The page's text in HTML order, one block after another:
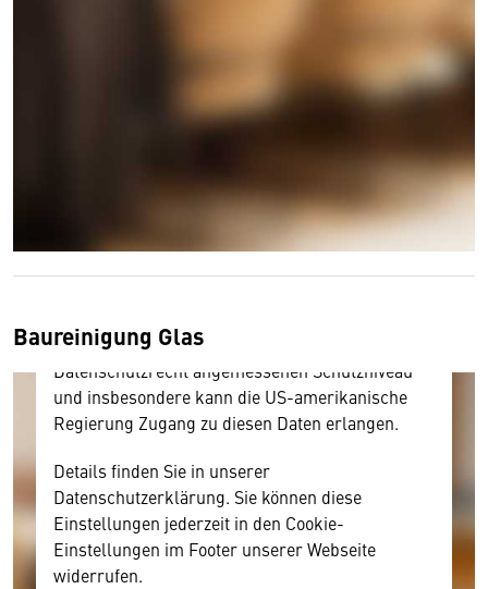
Baureinigung Glas
Wir benötigen Ihre Zustimmung
Hier würden wir Ihnen gerne einen externen
Inhalt anzeigen. Dafür benötigen wir allerdings
Ihre Zustimmung, da Ihr Browser
Diese Daten unterliegen keinem dem EU-
Datenschutzrecht angemessenen Schutzniveau
und insbesondere kann die US-amerikanische
Regierung Zugang zu diesen Daten erlangen.
Details finden Sie in unserer
Datenschutzerklärung. Sie können diese
Einstellungen jederzeit in den Cookie-
Einstellungen im Footer unserer Webseite
widerrufen.